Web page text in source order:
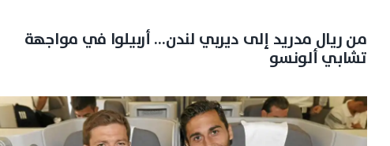
من ريال مدريد إلى ديربي لندن… أربيلوا في مواجهة
تشابي ألونسو